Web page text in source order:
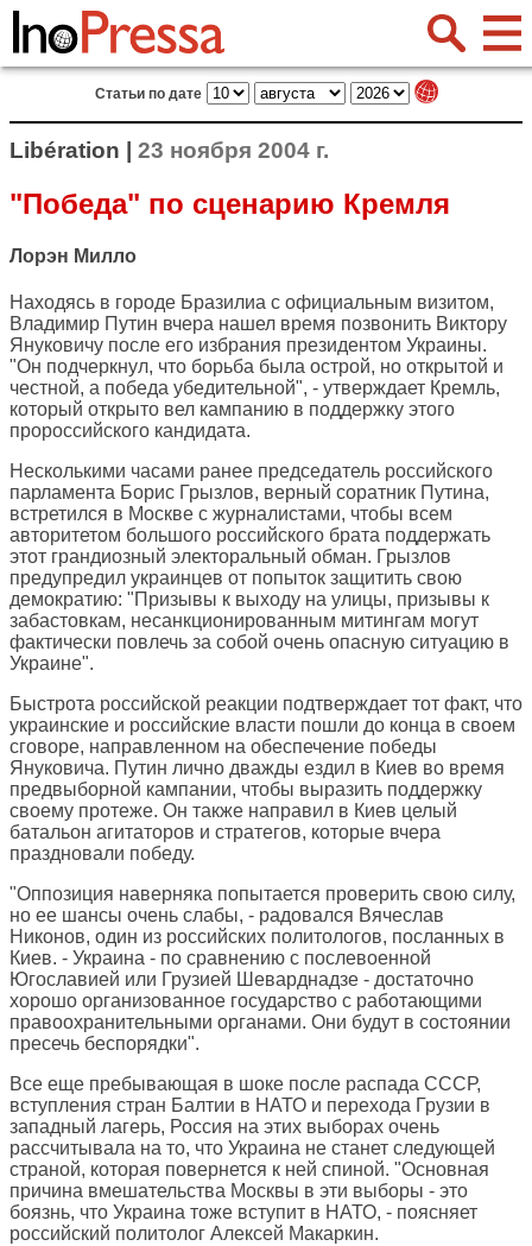
Статьи по дате
Libération | 23 ноября 2004 г.
"Победа" по сценарию Кремля
Лорэн Милло
Находясь в городе Бразилиа с официальным визитом,
Владимир Путин вчера нашел время позвонить Виктору
Януковичу после его избрания президентом Украины.
"Он подчеркнул, что борьба была острой, но открытой и
честной, а победа убедительной", - утверждает Кремль,
который открыто вел кампанию в поддержку этого
пророссийского кандидата.
Несколькими часами ранее председатель российского
парламента Борис Грызлов, верный соратник Путина,
встретился в Москве с журналистами, чтобы всем
авторитетом большого российского брата поддержать
этот грандиозный электоральный обман. Грызлов
предупредил украинцев от попыток защитить свою
демократию: "Призывы к выходу на улицы, призывы к
забастовкам, несанкционированным митингам могут
фактически повлечь за собой очень опасную ситуацию в
Украине".
Быстрота российской реакции подтверждает тот факт, что
украинские и российские власти пошли до конца в своем
сговоре, направленном на обеспечение победы
Януковича. Путин лично дважды ездил в Киев во время
предвыборной кампании, чтобы выразить поддержку
своему протеже. Он также направил в Киев целый
батальон агитаторов и стратегов, которые вчера
праздновали победу.
"Оппозиция наверняка попытается проверить свою силу,
но ее шансы очень слабы, - радовался Вячеслав
Никонов, один из российских политологов, посланных в
Киев. - Украина - по сравнению с послевоенной
Югославией или Грузией Шеварднадзе - достаточно
хорошо организованное государство с работающими
правоохранительными органами. Они будут в состоянии
пресечь беспорядки".
Все еще пребывающая в шоке после распада СССР,
вступления стран Балтии в НАТО и перехода Грузии в
западный лагерь, Россия на этих выборах очень
рассчитывала на то, что Украина не станет следующей
страной, которая повернется к ней спиной. "Основная
причина вмешательства Москвы в эти выборы - это
боязнь, что Украина тоже вступит в НАТО, - поясняет
российский политолог Алексей Макаркин.